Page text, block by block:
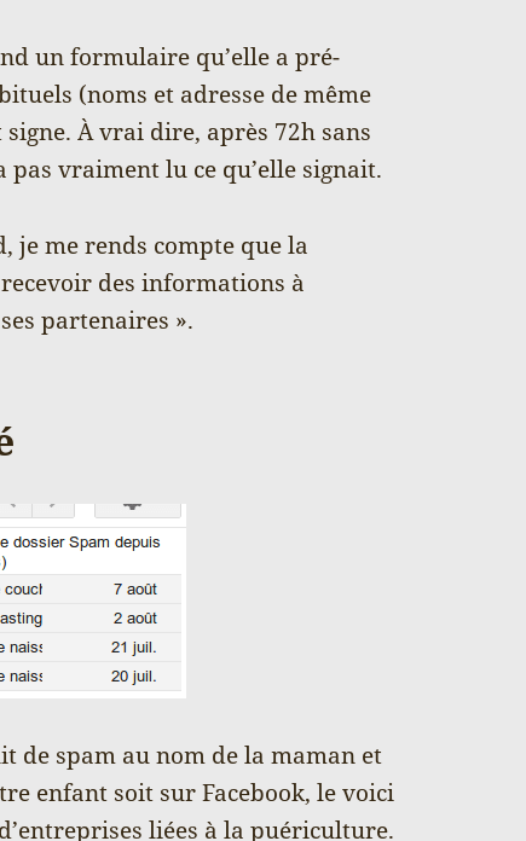
un formulaire qu’elle a pré-
(noms et adresse de même
À vrai dire, après 72h sans
pas vraiment lu ce qu’elle signait.
je me rends compte que la
recevoir des informations à
partenaires ».
de spam au nom de la maman et
enfant soit sur Facebook, le voici
liées à la puériculture.